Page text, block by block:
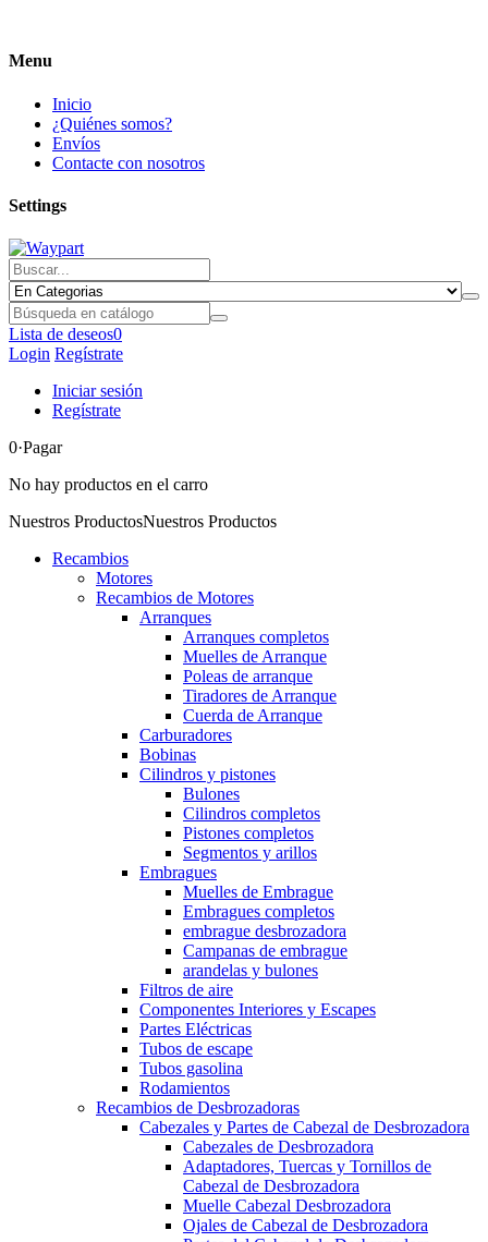
Menu
Inicio
¿Quiénes somos?
Envíos
Contacte con nosotros
Settings
Lista de deseos0
Login Regístrate
Iniciar sesión
Regístrate
0·Pagar
No hay productos en el carro
Nuestros ProductosNuestros Productos
Recambios
Motores
Recambios de Motores
Arranques
Arranques completos
Muelles de Arranque
Poleas de arranque
Tiradores de Arranque
Cuerda de Arranque
Carburadores
Bobinas
Cilindros y pistones
Bulones
Cilindros completos
Pistones completos
Segmentos y arillos
Embragues
Muelles de Embrague
Embragues completos
embrague desbrozadora
Campanas de embrague
arandelas y bulones
Filtros de aire
Componentes Interiores y Escapes
Partes Eléctricas
Tubos de escape
Tubos gasolina
Rodamientos
Recambios de Desbrozadoras
Cabezales y Partes de Cabezal de Desbrozadora
Cabezales de Desbrozadora
Adaptadores, Tuercas y Tornillos de
Cabezal de Desbrozadora
Muelle Cabezal Desbrozadora
Ojales de Cabezal de Desbrozadora